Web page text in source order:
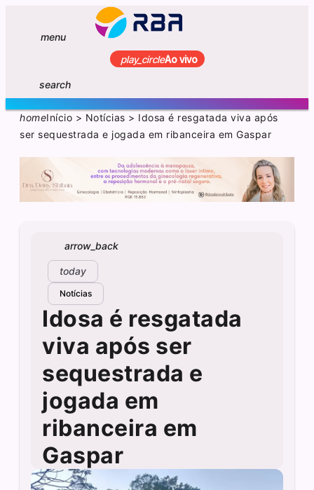
menu
play_circleAo vivo
search
homeInício > Notícias > Idosa é resgatada viva após
ser sequestrada e jogada em ribanceira em Gaspar
arrow_back
today
Notícias
Idosa é resgatada
viva após ser
sequestrada e
jogada em
ribanceira em
Gaspar